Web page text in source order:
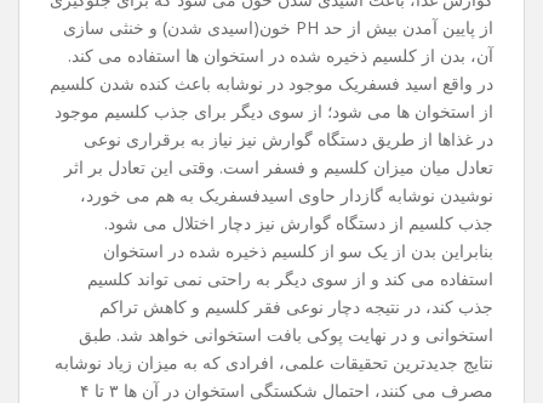
از پایین آمدن بیش از حد PH خون(اسیدی شدن) و خنثی سازی
آن، بدن از کلسیم ذخیره شده در استخوان ها استفاده می کند.
در واقع اسید فسفریک موجود در نوشابه باعث کنده شدن کلسیم
از استخوان ها می شود؛ از سوی دیگر برای جذب کلسیم موجود
در غذاها از طریق دستگاه گوارش نیز نیاز به برقراری نوعی
تعادل میان میزان کلسیم و فسفر است. وقتی این تعادل بر اثر
نوشیدن نوشابه گازدار حاوی اسیدفسفریک به هم می خورد،
جذب کلسیم از دستگاه گوارش نیز دچار اختلال می شود.
بنابراین بدن از یک سو از کلسیم ذخیره شده در استخوان
استفاده می کند و از سوی دیگر به راحتی نمی تواند کلسیم
جذب کند، در نتیجه دچار نوعی فقر کلسیم و کاهش تراکم
استخوانی و در نهایت پوکی بافت استخوانی خواهد شد. طبق
نتایج جدیدترین تحقیقات علمی، افرادی که به میزان زیاد نوشابه
مصرف می کنند، احتمال شکستگی استخوان در آن ها ۳ تا ۴